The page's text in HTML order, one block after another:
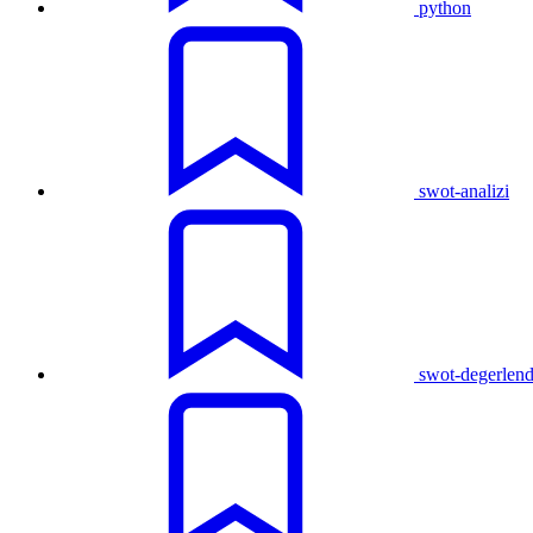
python
swot-analizi
swot-